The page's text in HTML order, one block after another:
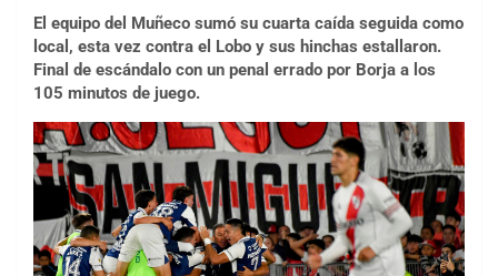
El equipo del Muñeco sumó su cuarta caída seguida como
local, esta vez contra el Lobo y sus hinchas estallaron.
Final de escándalo con un penal errado por Borja a los
105 minutos de juego.